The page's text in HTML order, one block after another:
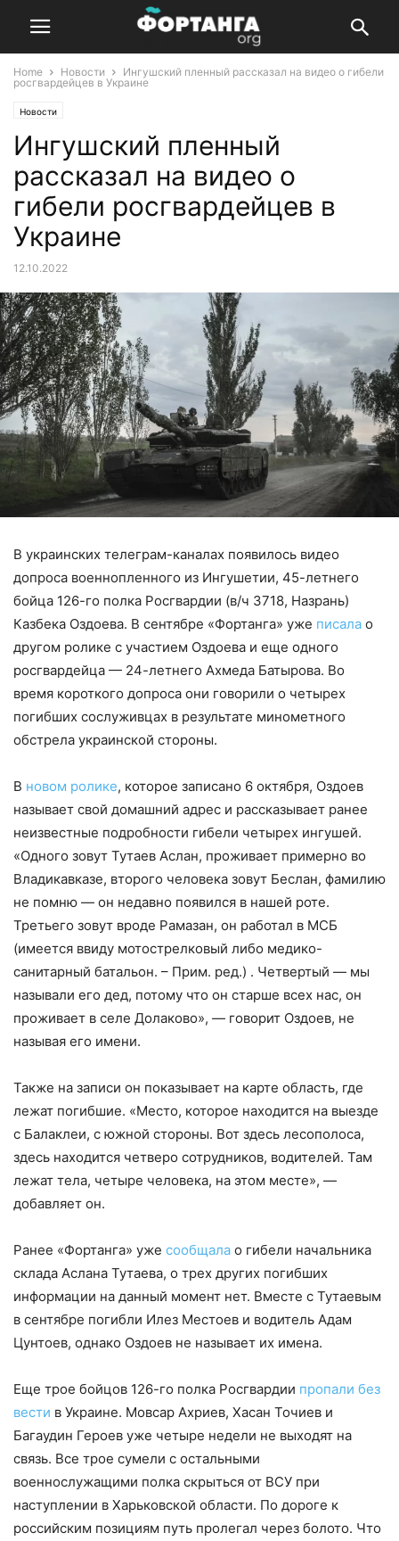
Home Новости
Ингушский пленный рассказал на видео о гибели
росгвардейцев в Украине
Новости
Ингушский пленный
рассказал на видео о
гибели росгвардейцев в
Украине
12.10.2022
В украинских телеграм-каналах появилось видео
допроса военнопленного из Ингушетии, 45-летнего
бойца 126-го полка Росгвардии (в/ч 3718, Назрань)
Казбека Оздоева. В сентябре «Фортанга» уже писала о
другом ролике с участием Оздоева и еще одного
росгвардейца — 24-летнего Ахмеда Батырова. Во
время короткого допроса они говорили о четырех
погибших сослуживцах в результате минометного
обстрела украинской стороны.
В новом ролике, которое записано 6 октября, Оздоев
называет свой домашний адрес и рассказывает ранее
неизвестные подробности гибели четырех ингушей.
«Одного зовут Тутаев Аслан, проживает примерно во
Владикавказе, второго человека зовут Беслан, фамилию
не помню — он недавно появился в нашей роте.
Третьего зовут вроде Рамазан, он работал в МСБ
(имеется ввиду мотострелковый либо медико-
санитарный батальон. – Прим. ред.) . Четвертый — мы
называли его дед, потому что он старше всех нас, он
проживает в селе Долаково», — говорит Оздоев, не
называя его имени.
Также на записи он показывает на карте область, где
лежат погибшие. «Место, которое находится на выезде
с Балаклеи, с южной стороны. Вот здесь лесополоса,
здесь находится четверо сотрудников, водителей. Там
лежат тела, четыре человека, на этом месте», —
добавляет он.
Ранее «Фортанга» уже сообщала о гибели начальника
склада Аслана Тутаева, о трех других погибших
информации на данный момент нет. Вместе с Тутаевым
в сентябре погибли Илез Местоев и водитель Адам
Цунтоев, однако Оздоев не называет их имена.
Еще трое бойцов 126-го полка Росгвардии пропали без
вести в Украине. Мовсар Ахриев, Хасан Точиев и
Багаудин Героев уже четыре недели не выходят на
связь. Все трое сумели с остальными
военнослужащими полка скрыться от ВСУ при
наступлении в Харьковской области. По дороге к
российским позициям путь пролегал через болото. Что